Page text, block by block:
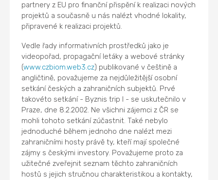
partnery z EU pro finanční přispění k realizaci nových
projektů a současně u nás nalézt vhodné lokality,
připravené k realizaci projektů.
Vedle řady informativních prostředků jako je
videopořad, propagační letáky a webové stránky
(www.czbiom.web3.cz) publikované v češtině a
angličtině, považujeme za nejdůležitější osobní
setkání českých a zahraničních subjektů. Prvé
takovéto setkání - Byznis trip I - se uskutečnilo v
Praze, dne 8.2.2002. Ne všichni zájemci z ČR se
mohli tohoto setkání zúčastnit. Také nebylo
jednoduché během jednoho dne nalézt mezi
zahraničními hosty právě ty, kteří mají společné
zájmy s českými investory. Považujeme proto za
užitečné zveřejnit seznam těchto zahraničních
hostů s jejich stručnou charakteristikou a kontakty,